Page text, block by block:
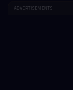
ADVERTISEMENTS